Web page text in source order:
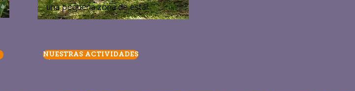
una pequeña zona de estar.
$600
NUESTRAS ACTIVIDADES